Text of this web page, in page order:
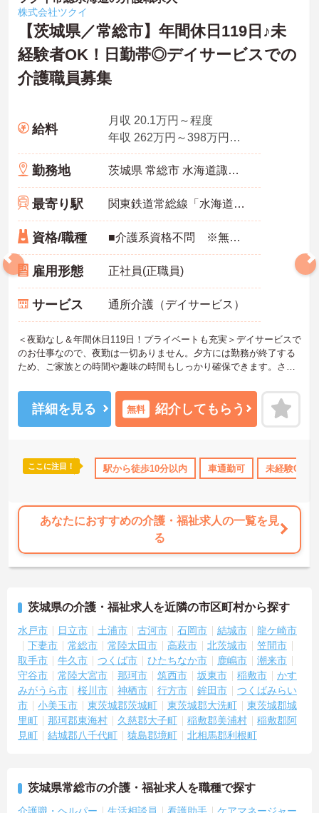
休･育休･介護休暇取得実績あり 社会保険完備 交通費支給
株式会社ツクイ
【茨城県／常総市】年間休日119日♪未
経験者OK！日勤帯◎デイサービスでの
介護職員募集
給料
月収 20.1万円～程度
年収 262万円～398万円程度 月給×12ヶ月＋賞与
勤務地 茨城県 常総市 水海道諏訪町3366-1
最寄り駅 関東鉄道常総線「水海道駅」徒歩10分
資格/職種 ■介護系資格不問 ※無資格者：入社半年以内に会社負担で認知症介護基礎研修受講 ■普通自動車運転免許(AT限定可) 必須 ■経験：不問 ※介護職員初任者研修(旧ヘルパー2級)以上 歓迎
雇用形態 正社員(正職員)
サービス 通所介護（デイサービス）
＜夜勤なし＆年間休日119日！プライベートも充実＞デイサービスで
のお仕事なので、夜勤は一切ありません。夕方には勤務が終了する
ため、ご家族との時間や趣味の時間もしっかり確保できます。さら
れ、年間休日はたっぷり119日。無理なく働き続けられるリズムが整
っており、仕事とプライベートのメリハリをつけて働きたい方にぴ
発支援制度が整っており、働きながらスキルアップを目指せます。
また、全国展開する同社ならではの多彩なキャリアパスがあり、管
プする体制が整っています。
詳細を見る 無料 紹介してもらう
ここに注目！ 駅から徒歩10分以内 車通勤可 未経験OK
あなたにおすすめの介護・福祉求人の一覧を見
る
茨城県の介護・福祉求人を近隣の市区町村から探す
水戸市 日立市 土浦市 古河市 石岡市 結城市
龍ケ崎市
下妻市
常総市 常陸太田市 高萩市 北茨城市
笠間市
取手市
牛久市 つくば市 ひたちなか市 鹿嶋市
潮来市
守谷市
常陸大宮市 那珂市 筑西市 坂東市 稲敷市
かす
みがうら市
桜川市 神栖市 行方市 鉾田市
つくばみらい
市
小美玉市 東茨城郡茨城町 東茨城郡大洗町
東茨城郡城
里町
那珂郡東海村 久慈郡大子町 稲敷郡美浦村
稲敷郡阿
見町
結城郡八千代町 猿島郡境町 北相馬郡利根町
茨城県常総市の介護・福祉求人を職種で探す